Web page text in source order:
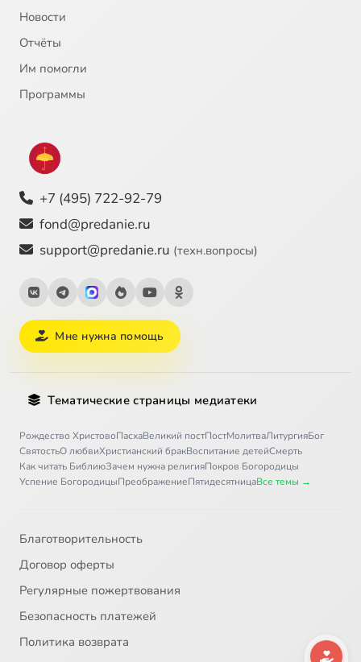
Новости
Отчёты
Им помогли
Программы
+7 (495) 722-92-79
fond@predanie.ru
support@predanie.ru (техн.вопросы)
Мне нужна помощь
Тематические страницы медиатеки
Рождество ХристовоПасхаВеликий постПостМолитваЛитургияБог
СвятостьО любвиХристианский бракВоспитание детейСмерть
Как читать БиблиюЗачем нужна религияПокров Богородицы
Успение БогородицыПреображениеПятидесятницаВсе темы →
Благотворительность
Договор оферты
Регулярные пожертвования
Безопасность платежей
Политика возврата